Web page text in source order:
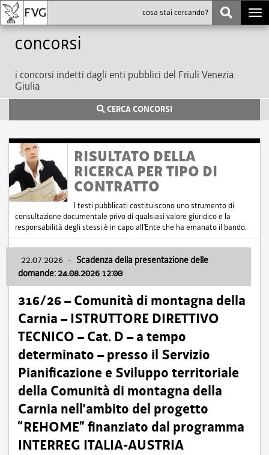
Concorsi
i concorsi indetti dagli enti pubblici del Friuli Venezia
Giulia
CERCA CONCORSI
RISULTATO DELLA
RICERCA PER TIPO DI
CONTRATTO
I testi pubblicati costituiscono uno strumento di
consultazione documentale privo di qualsiasi valore giuridico e la
responsabilità degli stessi è in capo all'Ente che ha emanato il bando.
22.07.2026 - Scadenza della presentazione delle
domande: 24.08.2026 12:00
316/26 – Comunità di montagna della
Carnia – ISTRUTTORE DIRETTIVO
TECNICO – Cat. D – a tempo
determinato – presso il Servizio
Pianificazione e Sviluppo territoriale
della Comunità di montagna della
Carnia nell’ambito del progetto
“REHOME” finanziato dal programma
INTERREG ITALIA-AUSTRIA